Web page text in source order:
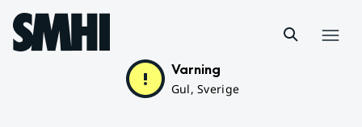
Hoppa till sidans innehåll
Varning
Gul, Sverige